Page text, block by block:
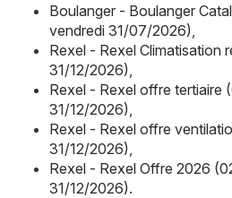
Boulanger - Boulanger
vendredi 31/07/2026)
Rexel - Rexel
31/12/2026)
Rexel - Rexel offre
31/12/2026)
Rexel - Rexel offre
31/12/2026)
Rexel - Rexel Offre 2026
31/12/2026).